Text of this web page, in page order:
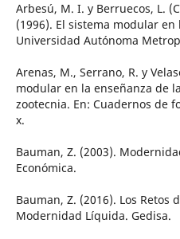
Arbesú, M. I. y Berruecos, L.
(1996). El sistema modular
Universidad Autónoma
Arenas, M., Serrano, R. y
modular en la enseñanza de
zootecnia. En: Cuadernos de
x.
Bauman, Z. (2003).
Económica.
Bauman, Z. (2016). Los Retos
Modernidad Líquida. Gedisa.